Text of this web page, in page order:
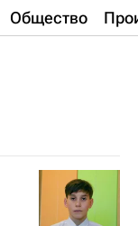
Общество